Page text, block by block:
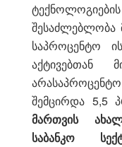
შესაძლებლობა
საპროცენტო
აქტივებთან
შემცირდა 5,5
მართვის
საბანკო